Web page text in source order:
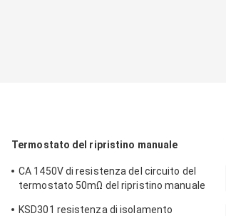
Termostato del ripristino manuale
CA 1450V di resistenza del circuito del
termostato 50mΩ del ripristino manuale
KSD301 resistenza di isolamento